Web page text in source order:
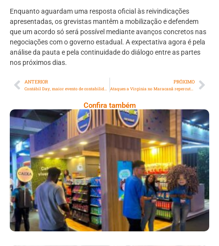
Enquanto aguardam uma resposta oficial às reivindicações
apresentadas, os grevistas mantêm a mobilização e defendem
que um acordo só será possível mediante avanços concretos nas
negociações com o governo estadual. A expectativa agora é pela
análise da pauta e pela continuidade do diálogo entre as partes
nos próximos dias.
ANTERIOR PRÓXIMO
Ataques a Virginia no Maracanã repercutem na Câmara do Rio
Confira também
Cencosud Promove Inovação No Brasil
Com A Participação Do Prezunic No Rio
Innovation Week 2026